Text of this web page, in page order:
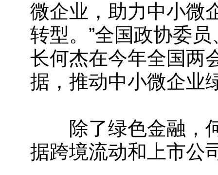
微企业，助力中小微
转型。”全国政协委
长何杰在今年全国两
据，推动中小微企业
除了绿色金融，何
据跨境流动和上市公